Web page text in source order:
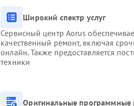
Широкий спектр услуг
Сервисный центр Aorus
качественный ремонт, включая
онлайн. Также предоставляется
техники
Оригинальные программные